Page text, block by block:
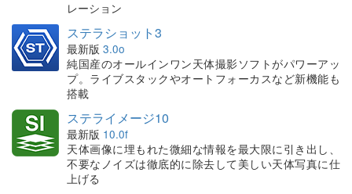
レーション
ステラショット3
最新版 3.0o
純国産のオールインワン天体撮影ソフトがパワーアッ
プ。ライブスタックやオートフォーカスなど新機能も
搭載
ステライメージ10
最新版 10.0f
天体画像に埋もれた微細な情報を最大限に引き出し、
不要なノイズは徹底的に除去して美しい天体写真に仕
上げる